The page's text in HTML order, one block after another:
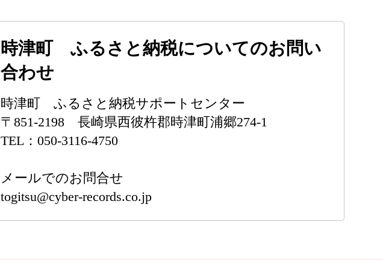
時津町 ふるさと納税についてのお問い
合わせ
時津町 ふるさと納税サポートセンター
〒851-2198 長崎県西彼杵郡時津町浦郷274-1
TEL：050-3116-4750
メールでのお問合せ
togitsu@cyber-records.co.jp